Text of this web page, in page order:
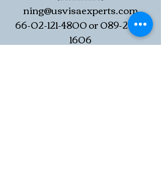
ning@usvisaexperts.com
66-02-121-4800or089-200-
1606